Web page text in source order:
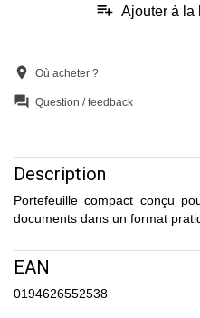
playlist_add Ajouter à la
location_on Où acheter ?
question_answer Question / feedback
Description
Portefeuille compact conçu
documents dans un format
EAN
0194626552538